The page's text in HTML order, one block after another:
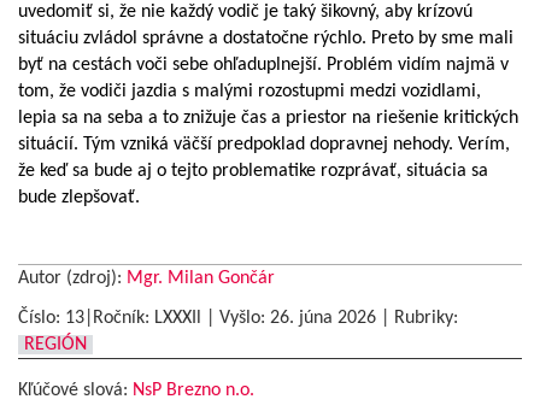
uvedomiť si, že nie každý vodič je taký šikovný, aby krízovú
situáciu zvládol správne a dostatočne rýchlo. Preto by sme mali
byť na cestách voči sebe ohľaduplnejší. Problém vidím najmä v
tom, že vodiči jazdia s malými rozostupmi medzi vozidlami,
lepia sa na seba a to znižuje čas a priestor na riešenie kritických
situácií. Tým vzniká väčší predpoklad dopravnej nehody. Verím,
že keď sa bude aj o tejto problematike rozprávať, situácia sa
bude zlepšovať.
Autor (zdroj): Mgr. Milan Gončár
Číslo: 13|Ročník: LXXXIl | Vyšlo: 26. júna 2026
Rubriky:
REGIÓN
Kľúčové slová: NsP Brezno n.o.